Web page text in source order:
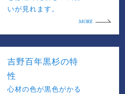
いが見れます。
MORE
吉野百年黒杉の特
性
心材の色が黒色がかる